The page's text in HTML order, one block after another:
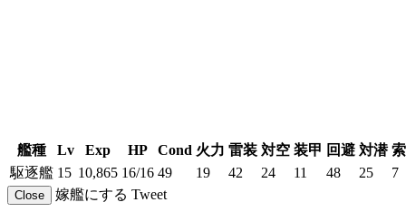
艦種 Lv Exp HP Cond 火力 雷装 対空 装甲 回避 対潜
駆逐艦 15 10,865 16/16 49 19 42 24 11 48 25 7
Close 嫁艦にする Tweet